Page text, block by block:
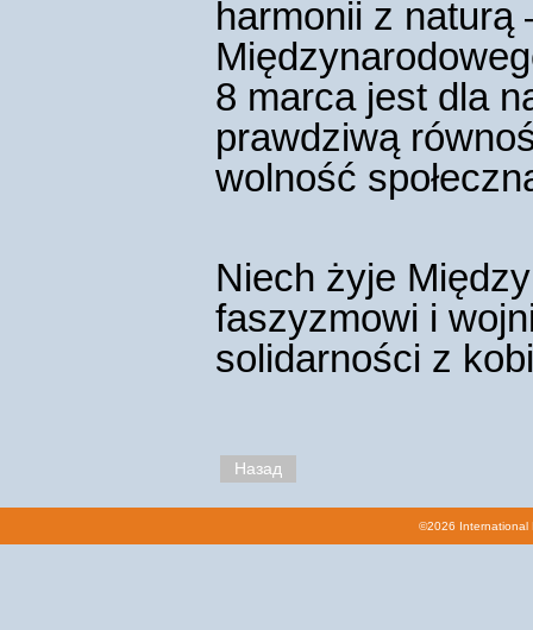
harmonii z naturą
8 marca jest dla
prawdziwą
wolność
Niech żyje
faszyzmowi i
solidarności z
Назад
©2026 International